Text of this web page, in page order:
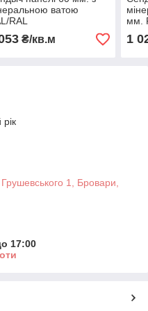
ватою
RAL
₴/кв.м
мм.
1
1, Бровари,
17:00